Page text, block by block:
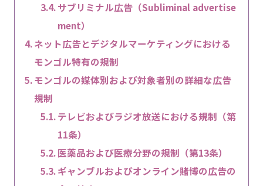
サブリミナル広告（Subliminal advertise
ment）
ネット広告とデジタルマーケティングにおける
モンゴル特有の規制
モンゴルの媒体別および対象者別の詳細な広告
規制
テレビおよびラジオ放送における規制（第
11条）
医薬品および医療分野の規制（第13条）
ギャンブルおよびオンライン賭博の広告の